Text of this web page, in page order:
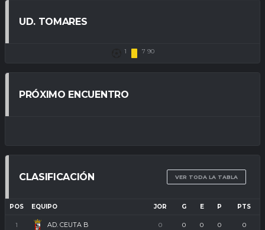
UD. TOMARES
1 7 90
PRÓXIMO ENCUENTRO
CLASIFICACIÓN VER TODA LA TABLA
POS EQUIPO JOR G E P PTS
1 AD. CEUTA B 0 0 0 0 0